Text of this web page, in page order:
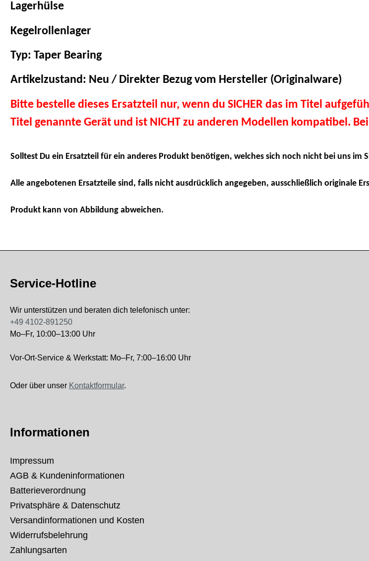
Lagerhülse
Kegelrollenlager
Typ: Taper Bearing
Artikelzustand: Neu / Direkter Bezug vom Hersteller (Originalware)
Bitte bestelle dieses Ersatzteil nur, wenn du SICHER das im Titel
Titel genannte Gerät und ist NICHT zu anderen Modellen kompatibel.
Solltest Du ein Ersatzteil für ein anderes Produkt benötigen, welches sich noch nicht bei uns
Alle angebotenen Ersatzteile sind, falls nicht ausdrücklich angegeben, ausschließlich originale
Produkt kann von Abbildung abweichen.
Service-Hotline
Wir unterstützen und beraten dich telefonisch unter:
+49 4102-891250
Mo–Fr, 10:00–13:00 Uhr
Vor-Ort-Service & Werkstatt: Mo–Fr, 7:00–16:00 Uhr
Oder über unser Kontaktformular.
Informationen
Impressum
AGB & Kundeninformationen
Batterieverordnung
Privatsphäre & Datenschutz
Versandinformationen und Kosten
Widerrufsbelehrung
Zahlungsarten